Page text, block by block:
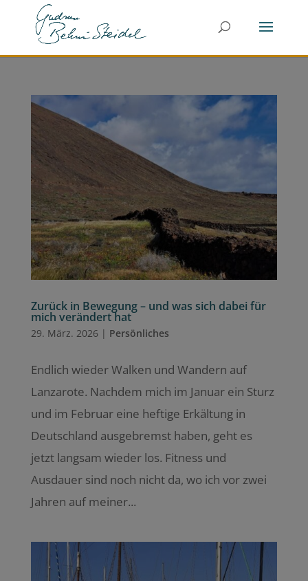
Zurück in Bewegung – und was sich dabei für
mich verändert hat
29. März. 2026 | Persönliches
Endlich wieder Walken und Wandern auf
Lanzarote. Nachdem mich im Januar ein Sturz
und im Februar eine heftige Erkältung in
Deutschland ausgebremst haben, geht es
jetzt langsam wieder los. Fitness und
Ausdauer sind noch nicht da, wo ich vor zwei
Jahren auf meiner...